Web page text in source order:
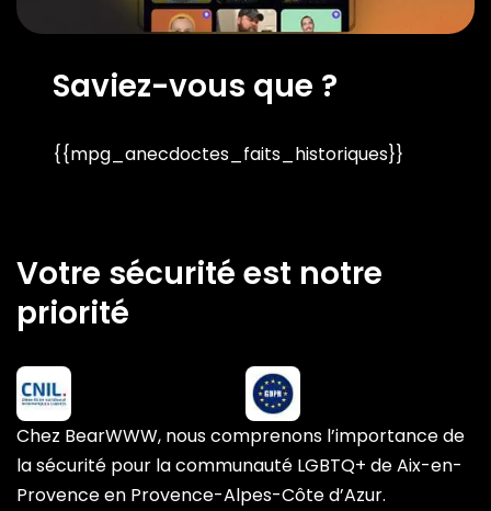
Saviez-vous que ?
{{mpg_anecdoctes_faits_historiques}}
Votre sécurité est notre
priorité
Chez BearWWW, nous comprenons l’importance de
la sécurité pour la communauté LGBTQ+ de Aix-en-
Provence en Provence-Alpes-Côte d’Azur.